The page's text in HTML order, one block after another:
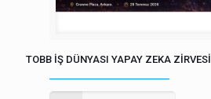
TOBB İŞ DÜNYASI YAPAY ZEKA ZİRVESİ